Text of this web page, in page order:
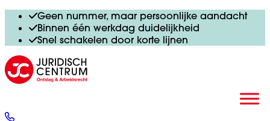
Geen nummer, maar persoonlijke aandacht
Binnen één werkdag duidelijkheid
Snel schakelen door korte lijnen